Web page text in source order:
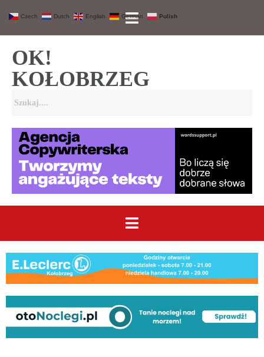
OK!
KOŁOBRZEG
Czech Dutch English German Polish